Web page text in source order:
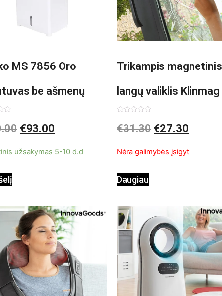
MS 7856 Oro
be ašmenų
€93.00
užsakymas 5-10 d.d
Trikampis magnetinis
langų valiklis Klinmag
InnovaGoods
0
iš
€31.30 €27.30
Nėra galimybės įsigyti
Daugiau